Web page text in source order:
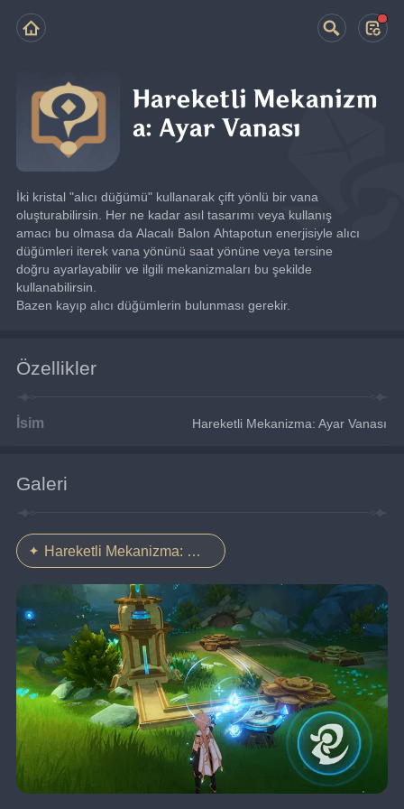
Hareketli Mekanizm
a: Ayar Vanası
İki kristal "alıcı düğümü" kullanarak çift yönlü bir vana
oluşturabilirsin. Her ne kadar asıl tasarımı veya kullanış
amacı bu olmasa da Alacalı Balon Ahtapotun enerjisiyle alıcı
düğümleri iterek vana yönünü saat yönüne veya tersine
doğru ayarlayabilir ve ilgili mekanizmaları bu şekilde
kullanabilirsin.
Bazen kayıp alıcı düğümlerin bulunması gerekir.
Özellikler
İsim Hareketli Mekanizma: Ayar Vanası
Galeri
Hareketli Mekanizma: Ayar Vanası